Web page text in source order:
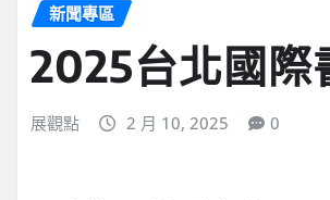
新聞專區
2025台北國際
展觀點 2 月 10, 2025 0